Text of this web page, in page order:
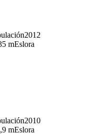
2012
mEslora
2010
mEslora